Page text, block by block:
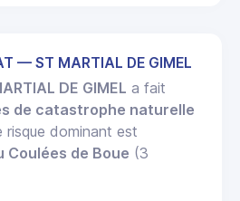
— ST MARTIAL DE GIMEL
DE GIMEL a fait
de catastrophe naturelle
risque dominant est
de Boue (3